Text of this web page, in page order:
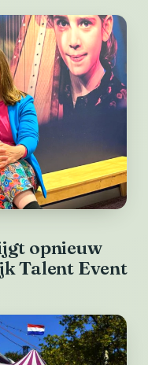
opnieuw
Talent Event